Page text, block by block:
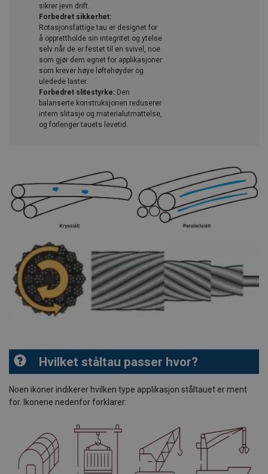
sikrer jevn drift.
Forbedret sikkerhet:
Rotasjonsfattige tau er designet for
å opprettholde sin integritet og ytelse
selv når de er festet til en svivel, noe
som gjør dem egnet for applikasjoner
som krever høye løftehøyder og
uledede laster.
Forbedret slitestyrke: Den
balanserte konstruksjonen reduserer
intern slitasje og materialutmattelse,
og forlenger tauets levetid.
Hvilket ståltau passer hvor?
Noen ikoner indikerer hvilken type applikasjon ståltauet er ment
for. Ikonene nedenfor forklarer: